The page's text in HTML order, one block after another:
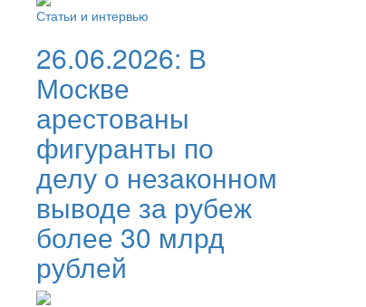
Статьи и интервью
26.06.2026: В
Москве
арестованы
фигуранты по
делу о незаконном
выводе за рубеж
более 30 млрд
рублей